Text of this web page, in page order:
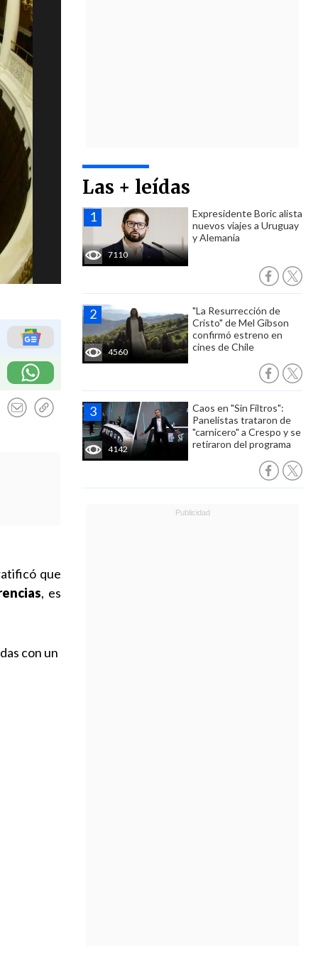
Las + leídas
7110
Expresidente Boric alista
nuevos viajes a Uruguay
y Alemania
4560
"La Resurrección de
Cristo" de Mel Gibson
confirmó estreno en
cines de Chile
4142
Caos en "Sin Filtros":
Panelistas trataron de
"carnicero" a Crespo y se
retiraron del programa
que
, es
con un